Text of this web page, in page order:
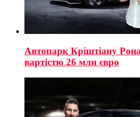
Автопарк Кріштіану
вартістю 26 млн євро